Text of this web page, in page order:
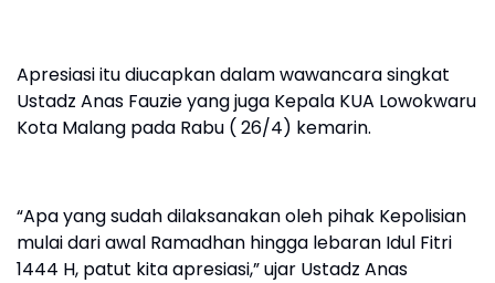
Apresiasi itu diucapkan dalam wawancara singkat
Ustadz Anas Fauzie yang juga Kepala KUA Lowokwaru
Kota Malang pada Rabu ( 26/4) kemarin.
“Apa yang sudah dilaksanakan oleh pihak Kepolisian
mulai dari awal Ramadhan hingga lebaran Idul Fitri
1444 H, patut kita apresiasi,” ujar Ustadz Anas